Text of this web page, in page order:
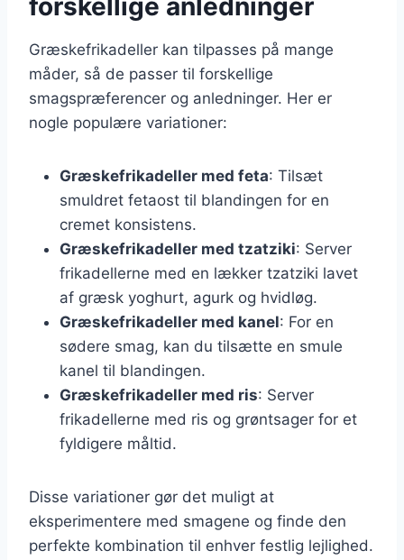
Græskefrikadeller kan tilpasses på mange
måder, så de passer til forskellige
smagspræferencer og anledninger. Her er
nogle populære variationer:
Græskefrikadeller med feta: Tilsæt
smuldret fetaost til blandingen for en
cremet konsistens.
Græskefrikadeller med tzatziki: Server
frikadellerne med en lækker tzatziki lavet
af græsk yoghurt, agurk og hvidløg.
Græskefrikadeller med kanel: For en
sødere smag, kan du tilsætte en smule
kanel til blandingen.
Græskefrikadeller med ris: Server
frikadellerne med ris og grøntsager for et
fyldigere måltid.
Disse variationer gør det muligt at
eksperimentere med smagene og finde den
perfekte kombination til enhver festlig lejlighed.